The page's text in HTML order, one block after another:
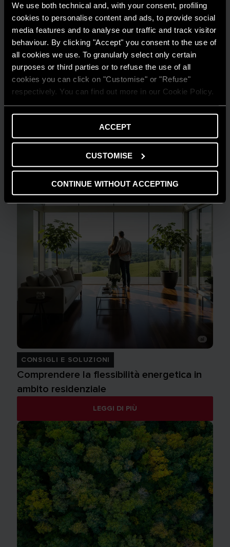
We use both technical and, with your consent, profiling
cookies to personalise content and ads, to provide social
media features and to analyse our traffic and track visitor
behaviour. By clicking "Accept" you consent to the use of
all cookies we use. To granularly select only certain
purposes or third parties or to refuse the use of all
cookies you can click on "Customise" or "Refuse"
respectively. You can find out more in our Cookie Policy.
ACCEPT
CUSTOMISE
CONTINUE WITHOUT ACCEPTING
GUIDA AL RISPARMIO
LEGGI DI PIÙ
CONSIGLI E SOLUZIONI
Comprendere la flessibilità energetica in
ambito residenziale
LEGGI DI PIÙ